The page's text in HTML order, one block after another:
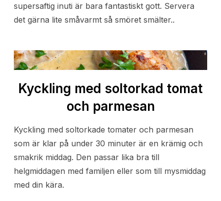
supersaftig inuti är bara fantastiskt gott. Servera
det gärna lite småvarmt så smöret smälter..
Kyckling med soltorkad tomat
och parmesan
Kyckling med soltorkade tomater och parmesan
som är klar på under 30 minuter är en krämig och
smakrik middag. Den passar lika bra till
helgmiddagen med familjen eller som till mysmiddag
med din kära.